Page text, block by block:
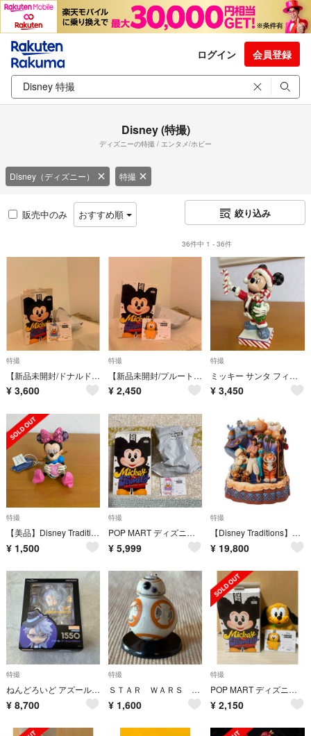
ログイン 会員登録
Disney (特撮)
ディズニーの特撮 / エンタメ/ホビー
Disney（ディズニー） 特撮
販売中のみ おすすめ順 絞り込み
36件中 1 - 36件
特撮
【新品未開封/ドナルド】POP MART ミッキーファミリー ぬいぐるみキーチェーン
¥ 3,600
特撮
【新品未開封/プルート】POP MART ミッキーファミリー ぬいぐるみキーチェーン
¥ 2,450
特撮
ミッキー サンタ フィギュア 14cm クリスマス 置物
¥ 3,450
特撮
【美品】Disney Traditions ミニーマウス フィギュア
¥ 1,500
特撮
POP MART ディズニー ミッキーファミリー ドナルド&デイジー
¥ 5,999
特撮
【Disney Traditions】アラジン ワンダフルプレイス ディズニー
¥ 19,800
特撮
ねんどろいど アズール・アーシェングロット
¥ 8,700
特撮
ＳＴＡＲ ＷＡＲＳ ＢＢ−８ フィギュア
¥ 1,600
特撮
POP MART ディズニー プルート
¥ 2,150